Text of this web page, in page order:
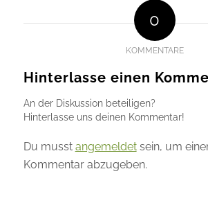
0
KOMMENTARE
Hinterlasse einen
An der Diskussion beteiligen?
Hinterlasse uns deinen Kommentar!
Du musst angemeldetsein, um
Kommentar abzugeben.